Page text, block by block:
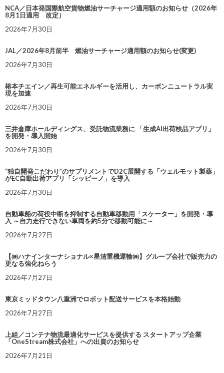
NCA／日本発国際航空貨物燃油サーチャージ適用額のお知らせ（2026年
8月1日適用 改定）
2026年7月30日
JAL／2026年8月前半 燃油サーチャージ適用額のお知らせ(変更)
2026年7月30日
椿本チエイン／再生可能エネルギーを活用し、カーボンニュートラル実
現を加速
2026年7月30日
三井倉庫ホールディングス、受託物流業務に 「生成AI出荷検品アプリ」
を開発・導入開始
2026年7月30日
“独自開発こだわり”のサプリメントでD2C展開する「ウェルモット製薬」
がEC自動出荷アプリ「シッピーノ」を導入
2026年7月30日
自動車船の荷役中断を抑制する自動車移動用「スケーター」を開発・導
入 ～自力走行できない車両を約5分で移動可能に～
2026年7月27日
【㈱ハナインターナショナル×星清重機運輸㈱】グループ会社で販売力の
更なる強化ねらう
2026年7月27日
東京ミッドタウン八重洲でロボット配送サービスを本格始動
2026年7月27日
上組／コンテナ物流最適化サービスを提供する スタートアップ企業
「OneStream株式会社」への出資のお知らせ
2026年7月21日